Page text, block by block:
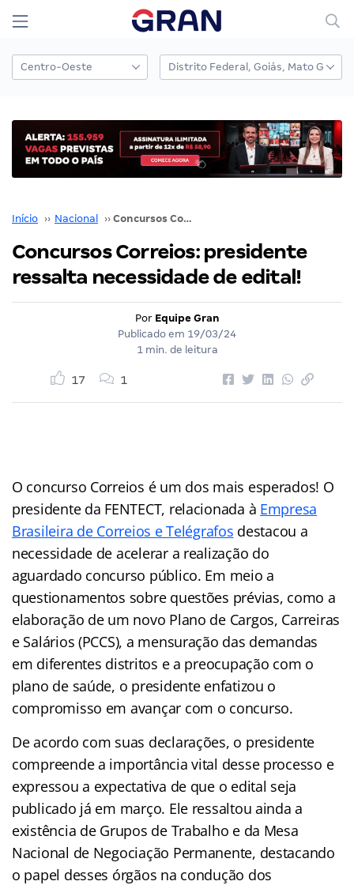
Início ›› Nacional ›› Concursos Correios: presidente ressalta necessidade de edital!
Concursos Correios: presidente
ressalta necessidade de edital!
Por Equipe Gran
Publicado em 19/03/24
1 min. de leitura
17 1
O concurso Correios é um dos mais esperados! O
presidente da FENTECT, relacionada à Empresa
Brasileira de Correios e Telégrafos destacou a
necessidade de acelerar a realização do
aguardado concurso público. Em meio a
questionamentos sobre questões prévias, como a
elaboração de um novo Plano de Cargos, Carreiras
e Salários (PCCS), a mensuração das demandas
em diferentes distritos e a preocupação com o
plano de saúde, o presidente enfatizou o
compromisso em avançar com o concurso.
De acordo com suas declarações, o presidente
compreende a importância vital desse processo e
expressou a expectativa de que o edital seja
publicado já em março. Ele ressaltou ainda a
existência de Grupos de Trabalho e da Mesa
Nacional de Negociação Permanente, destacando
o papel desses órgãos na condução dos